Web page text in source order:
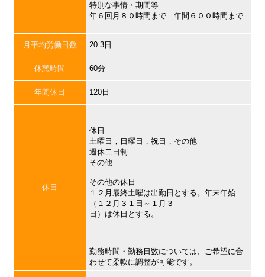
特別な事情・期間等
年６回月８０時間まで 年間６００時間まで
月平均労働日数 20.3日
休憩時間 60分
年間休日 120日
休日
休日
土曜日，日曜日，祝日，その他
週休二日制
その他
その他の休日
１２月最終土曜は出勤日とする。年末年始
（１２月３１日～１月３
日）は休日とする。
勤務時間・勤務日数については、ご希望に合
わせて柔軟に調整が可能です。